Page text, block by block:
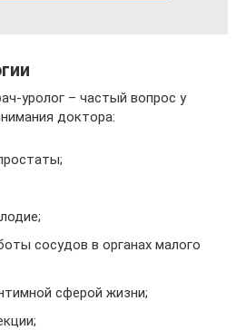
уролог – частый вопрос у
доктора:
сосудов в органах малого
сферой жизни;